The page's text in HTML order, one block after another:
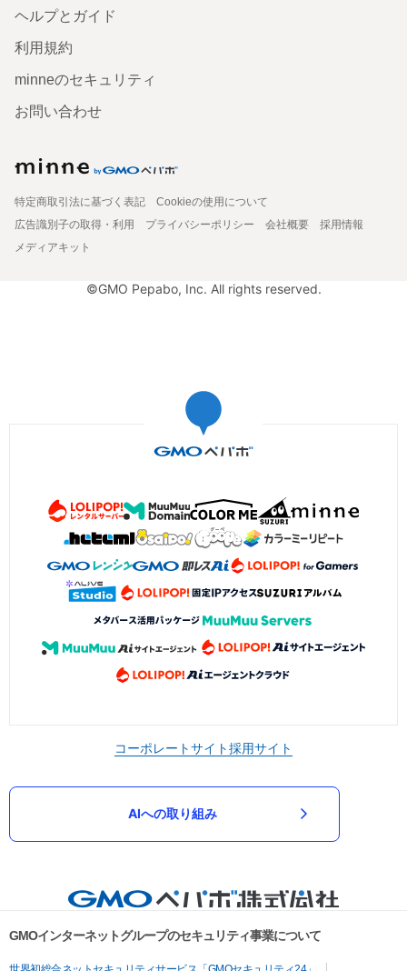
ヘルプとガイド
利用規約
minneのセキュリティ
お問い合わせ
特定商取引法に基づく表記
Cookieの使用について
広告識別子の取得・利用
プライバシーポリシー 会社概要
採用情報
メディアキット
©GMO Pepabo, Inc. All rights reserved.
コーポレートサイト採用サイト
AIへの取り組み
GMOインターネットグループのセキュリティ事業について